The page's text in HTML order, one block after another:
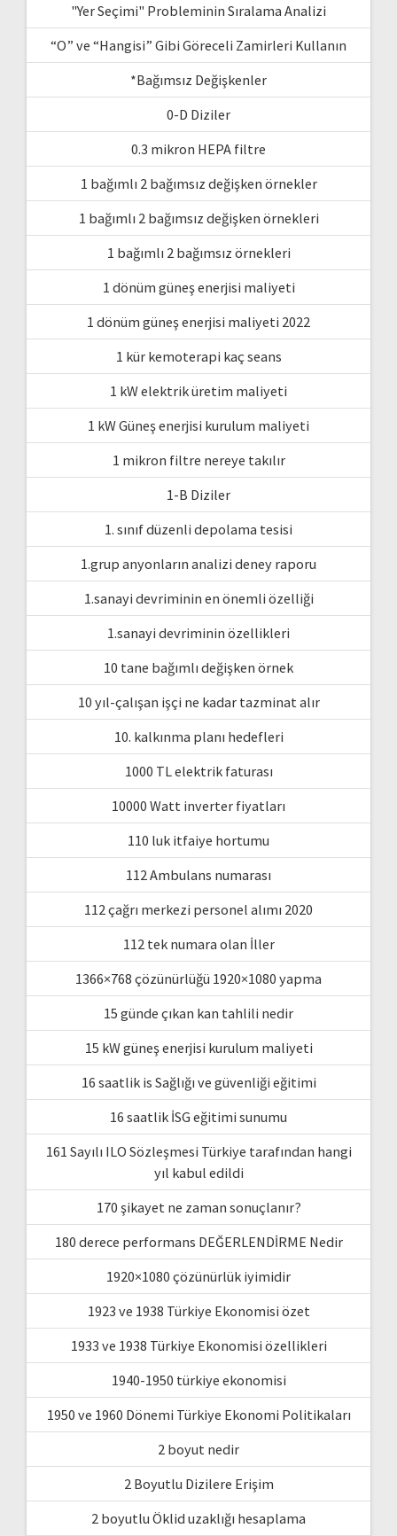
"Yer Seçimi" Probleminin Sıralama Analizi
“O” ve “Hangisi” Gibi Göreceli Zamirleri Kullanın
*Bağımsız Değişkenler
0-D Diziler
0.3 mikron HEPA filtre
1 bağımlı 2 bağımsız değişken örnekler
1 bağımlı 2 bağımsız değişken örnekleri
1 bağımlı 2 bağımsız örnekleri
1 dönüm güneş enerjisi maliyeti
1 dönüm güneş enerjisi maliyeti 2022
1 kür kemoterapi kaç seans
1 kW elektrik üretim maliyeti
1 kW Güneş enerjisi kurulum maliyeti
1 mikron filtre nereye takılır
1-B Diziler
1. sınıf düzenli depolama tesisi
1.grup anyonların analizi deney raporu
1.sanayi devriminin en önemli özelliği
1.sanayi devriminin özellikleri
10 tane bağımlı değişken örnek
10 yıl-çalışan işçi ne kadar tazminat alır
10. kalkınma planı hedefleri
1000 TL elektrik faturası
10000 Watt inverter fiyatları
110 luk itfaiye hortumu
112 Ambulans numarası
112 çağrı merkezi personel alımı 2020
112 tek numara olan İller
1366×768 çözünürlüğü 1920×1080 yapma
15 günde çıkan kan tahlili nedir
15 kW güneş enerjisi kurulum maliyeti
16 saatlik is Sağlığı ve güvenliği eğitimi
16 saatlik İSG eğitimi sunumu
161 Sayılı ILO Sözleşmesi Türkiye tarafından hangi
yıl kabul edildi
170 şikayet ne zaman sonuçlanır?
180 derece performans DEĞERLENDİRME Nedir
1920×1080 çözünürlük iyimidir
1923 ve 1938 Türkiye Ekonomisi özet
1933 ve 1938 Türkiye Ekonomisi özellikleri
1940-1950 türkiye ekonomisi
1950 ve 1960 Dönemi Türkiye Ekonomi Politikaları
2 boyut nedir
2 Boyutlu Dizilere Erişim
2 boyutlu Öklid uzaklığı hesaplama